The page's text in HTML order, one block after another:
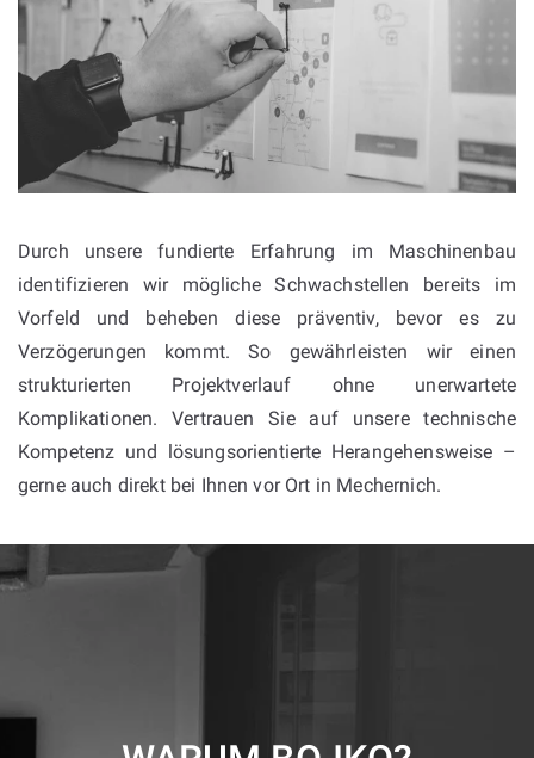
Durch unsere fundierte Erfahrung im Maschinenbau
identifizieren wir mögliche Schwachstellen bereits im
Vorfeld und beheben diese präventiv, bevor es zu
Verzögerungen kommt. So gewährleisten wir einen
strukturierten Projektverlauf ohne unerwartete
Komplikationen. Vertrauen Sie auf unsere technische
Kompetenz und lösungsorientierte Herangehensweise –
gerne auch direkt bei Ihnen vor Ort in Mechernich.